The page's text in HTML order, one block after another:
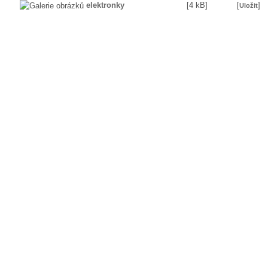
elektronky [4 kB] [Uložit]